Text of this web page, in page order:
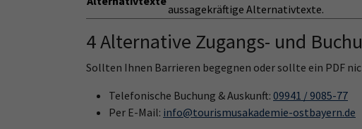
aussagekräftige Alternativtexte.
4 Alternative Zugangs- und
Sollten Ihnen Barrieren begegnen oder sollte ein PDF
Telefonische Buchung & Auskunft: 09941 / 9085-77
Per E-Mail: info@tourismusakademie-ostbayern.de